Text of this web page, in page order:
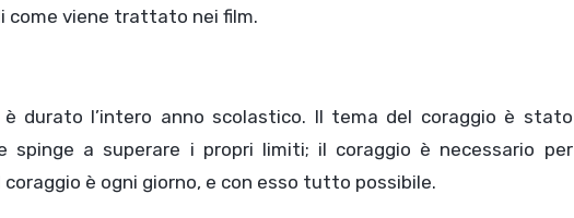
come viene trattato nei film.
è durato l’intero anno scolastico. Il tema del coraggio è stato
spinge a superare i propri limiti; il coraggio è necessario per
è ogni giorno, e con esso tutto possibile.